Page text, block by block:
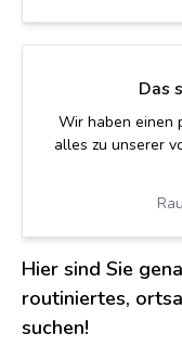
Hier sind Sie
routiniertes,
suchen!
Das
Wir haben einen
alles zu unserer